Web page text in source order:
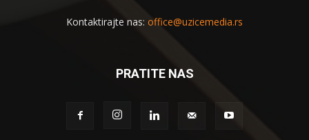
Kontaktirajte nas: office@uzicemedia.rs
PRATITE NAS